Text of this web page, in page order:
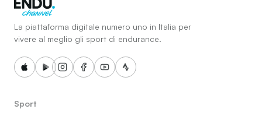
La piattaforma digitale numero uno in Italia per
vivere al meglio gli sport di endurance.
Sport